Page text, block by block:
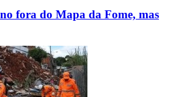
fora do Mapa da Fome, mas